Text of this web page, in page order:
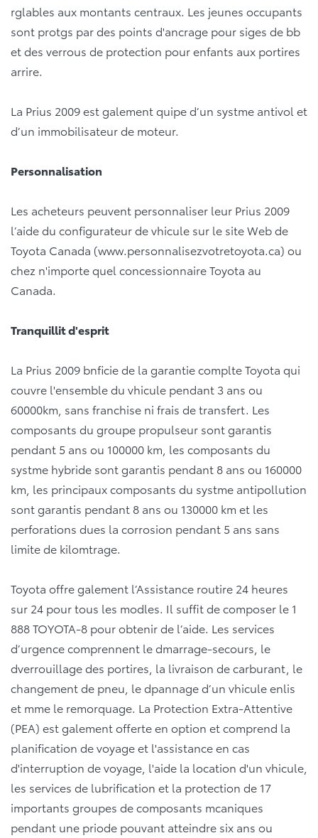
rglables aux montants centraux. Les jeunes occupants
sont protgs par des points d'ancrage pour siges de bb
et des verrous de protection pour enfants aux portires
arrire.
La Prius 2009 est galement quipe d’un systme antivol et
d’un immobilisateur de moteur.
Personnalisation
Les acheteurs peuvent personnaliser leur Prius 2009
l’aide du configurateur de vhicule sur le site Web de
Toyota Canada (www.personnalisezvotretoyota.ca) ou
chez n'importe quel concessionnaire Toyota au
Canada.
Tranquillit d'esprit
La Prius 2009 bnficie de la garantie complte Toyota qui
couvre l'ensemble du vhicule pendant 3 ans ou
60000km, sans franchise ni frais de transfert. Les
composants du groupe propulseur sont garantis
pendant 5 ans ou 100000 km, les composants du
systme hybride sont garantis pendant 8 ans ou 160000
km, les principaux composants du systme antipollution
sont garantis pendant 8 ans ou 130000 km et les
perforations dues la corrosion pendant 5 ans sans
limite de kilomtrage.
Toyota offre galement l’Assistance routire 24 heures
sur 24 pour tous les modles. Il suffit de composer le 1
888 TOYOTA-8 pour obtenir de l’aide. Les services
d’urgence comprennent le dmarrage-secours, le
dverrouillage des portires, la livraison de carburant, le
changement de pneu, le dpannage d’un vhicule enlis
et mme le remorquage. La Protection Extra-Attentive
(PEA) est galement offerte en option et comprend la
planification de voyage et l'assistance en cas
d'interruption de voyage, l'aide la location d'un vhicule,
les services de lubrification et la protection de 17
importants groupes de composants mcaniques
pendant une priode pouvant atteindre six ans ou